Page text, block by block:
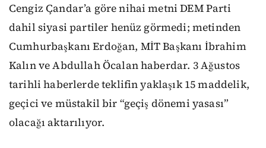
Cengiz Çandar’a göre nihai metni DEM Parti
dahil siyasi partiler henüz görmedi; metinden
Cumhurbaşkanı Erdoğan, MİT Başkanı İbrahim
Kalın ve Abdullah Öcalan haberdar. 3 Ağustos
tarihli haberlerde teklifin yaklaşık 15 maddelik,
geçici ve müstakil bir “geçiş dönemi yasası”
olacağı aktarılıyor.